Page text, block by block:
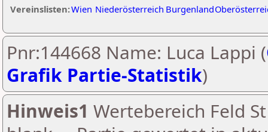
Vereinslisten:Wien Niederösterreich Burgenland
Pnr:144668 Name: Luca Lappi (
Grafik Partie-Statistik)
Hinweis1 Wertebereich Feld